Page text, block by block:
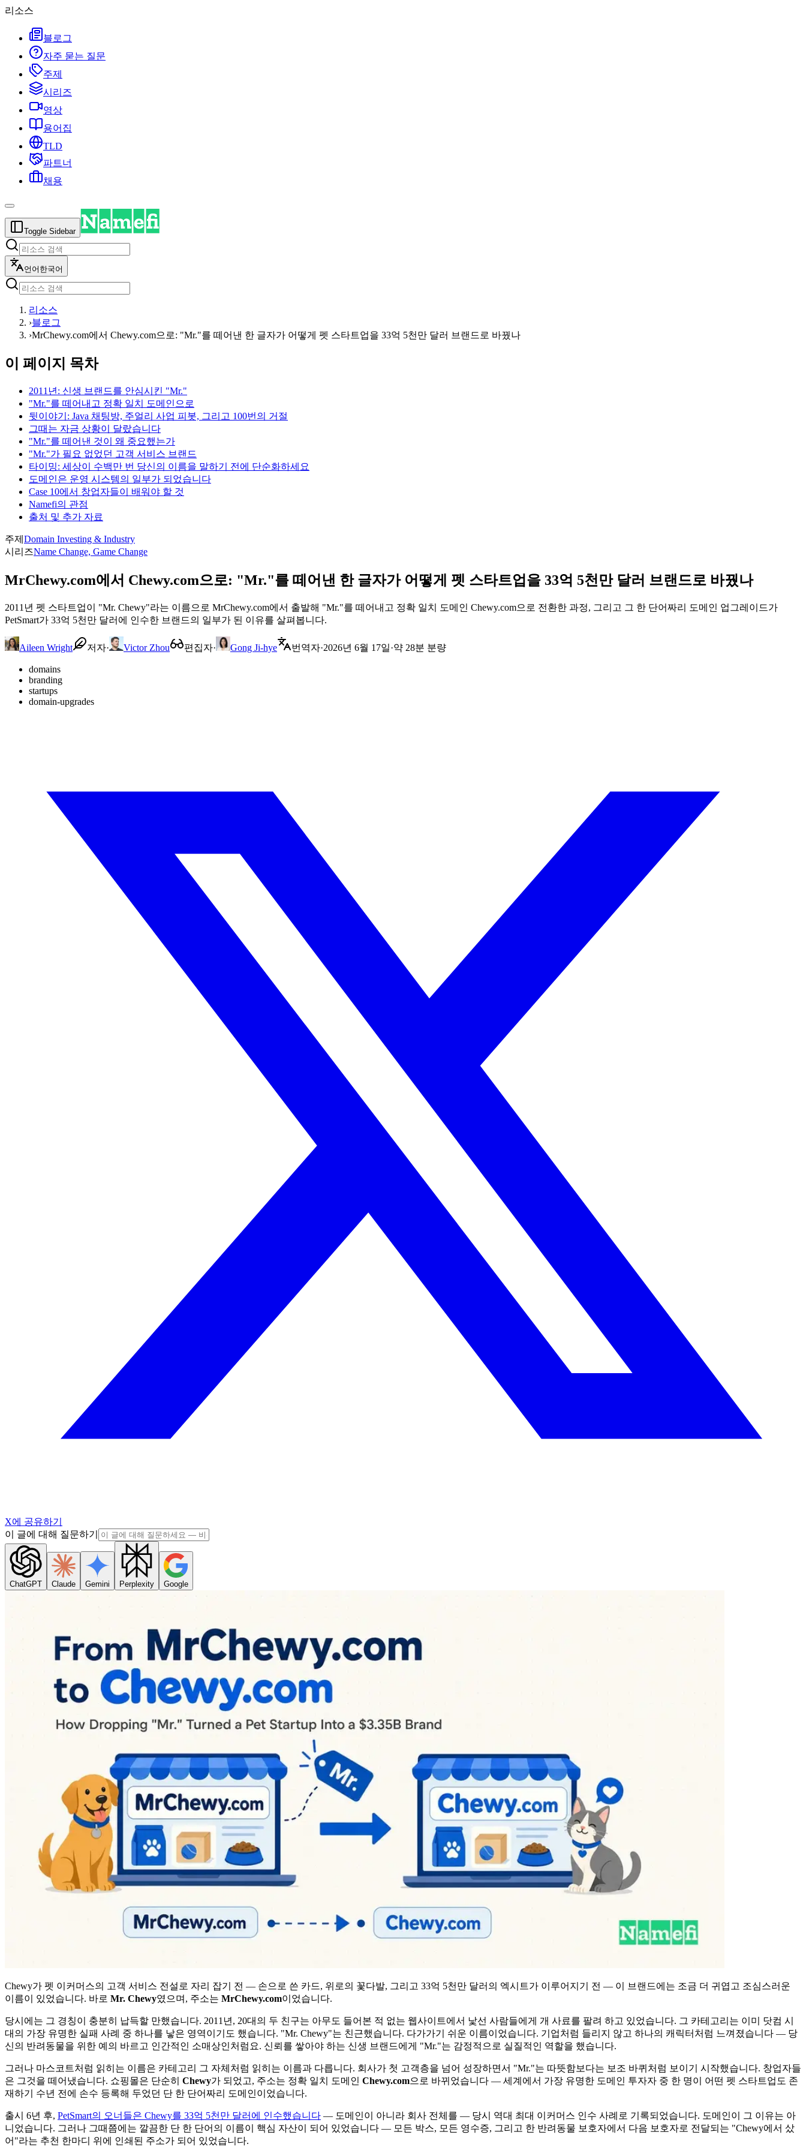
리소스
블로그
자주 묻는 질문
주제
시리즈
영상
용어집
TLD
파트너
채용
Toggle Sidebar
언어 한국어
리소스
›블로그
›MrChewy.com에서 Chewy.com으로: "Mr."를 떼어낸 한 글자가 어떻게 펫 스타트업을 33억 5천만 달러 브랜드로 바꿨나
이 페이지 목차
2011년: 신생 브랜드를 안심시킨 "Mr."
"Mr."를 떼어내고 정확 일치 도메인으로
뒷이야기: Java 채팅방, 주얼리 사업 피봇, 그리고 100번의 거절
그때는 자금 상황이 달랐습니다
"Mr."를 떼어낸 것이 왜 중요했는가
"Mr."가 필요 없었던 고객 서비스 브랜드
타이밍: 세상이 수백만 번 당신의 이름을 말하기 전에 단순화하세요
도메인은 운영 시스템의 일부가 되었습니다
Case 10에서 창업자들이 배워야 할 것
Namefi의 관점
출처 및 추가 자료
주제 Domain Investing & Industry
시리즈Name Change, Game Change
MrChewy.com에서 Chewy.com으로: "Mr."를 떼어낸 한 글자가 어떻게 펫 스타트업을 33억 5천만 달러 브랜드로 바꿨나
2011년 펫 스타트업이 "Mr. Chewy"라는 이름으로 MrChewy.com에서 출발해 "Mr."를 떼어내고 정확 일치 도메인 Chewy.com으로 전환한 과정, 그리고 그 한 단어짜리 도메인 업그레이드가
PetSmart가 33억 5천만 달러에 인수한 브랜드의 일부가 된 이유를 살펴봅니다.
Aileen Wright 저자· Victor Zhou 편집자· Gong Ji-hye 번역자·2026년 6월 17일·약 28분 분량
domains
branding
startups
domain-upgrades
X에 공유하기
이 글에 대해 질문하기
ChatGPT Claude Gemini Perplexity Google
Chewy가 펫 이커머스의 고객 서비스 전설로 자리 잡기 전 — 손으로 쓴 카드, 위로의 꽃다발, 그리고 33억 5천만 달러의 엑시트가 이루어지기 전 — 이 브랜드에는 조금 더 귀엽고 조심스러운
이름이 있었습니다. 바로 Mr. Chewy였으며, 주소는 MrChewy.com이었습니다.
당시에는 그 경칭이 충분히 납득할 만했습니다. 2011년, 20대의 두 친구는 아무도 들어본 적 없는 웹사이트에서 낯선 사람들에게 개 사료를 팔려 하고 있었습니다. 그 카테고리는 이미 닷컴 시
대의 가장 유명한 실패 사례 중 하나를 낳은 영역이기도 했습니다. "Mr. Chewy"는 친근했습니다. 다가가기 쉬운 이름이었습니다. 기업처럼 들리지 않고 하나의 캐릭터처럼 느껴졌습니다 — 당
신의 반려동물을 위한 예의 바르고 인간적인 소매상인처럼요. 신뢰를 쌓아야 하는 신생 브랜드에게 "Mr."는 감정적으로 실질적인 역할을 했습니다.
그러나 마스코트처럼 읽히는 이름은 카테고리 그 자체처럼 읽히는 이름과 다릅니다. 회사가 첫 고객층을 넘어 성장하면서 "Mr."는 따뜻함보다는 보조 바퀴처럼 보이기 시작했습니다. 창업자들
은 그것을 떼어냈습니다. 쇼핑몰은 단순히 Chewy가 되었고, 주소는 정확 일치 도메인 Chewy.com으로 바뀌었습니다 — 세계에서 가장 유명한 도메인 투자자 중 한 명이 어떤 펫 스타트업도 존
재하기 수년 전에 손수 등록해 두었던 단 한 단어짜리 도메인이었습니다.
출시 6년 후, PetSmart의 오너들은 Chewy를 33억 5천만 달러에 인수했습니다 — 도메인이 아니라 회사 전체를 — 당시 역대 최대 이커머스 인수 사례로 기록되었습니다. 도메인이 그 이유는 아
니었습니다. 그러나 그때쯤에는 깔끔한 단 한 단어의 이름이 핵심 자산이 되어 있었습니다 — 모든 박스, 모든 영수증, 그리고 한 반려동물 보호자에서 다음 보호자로 전달되는 "Chewy에서 샀
어"라는 추천 한마디 위에 인쇄된 주소가 되어 있었습니다.